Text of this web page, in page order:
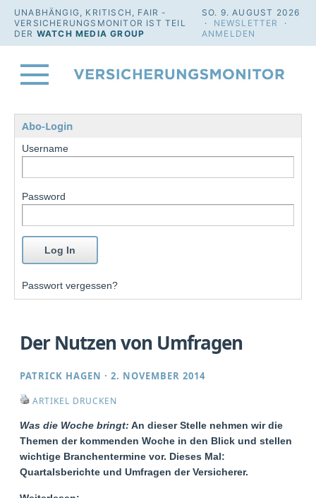
UNABHÄNGIG, KRITISCH, FAIR -
VERSICHERUNGSMONITOR IST TEIL
DER WATCH MEDIA GROUP
SO. 9. AUGUST 2026
· NEWSLETTER
·
ANMELDEN
Abo-Login
Username
Password
Passwort vergessen?
Der Nutzen von Umfragen
PATRICK HAGEN ·2. NOVEMBER 2014
ARTIKEL DRUCKEN
Was die Woche bringt: An dieser Stelle nehmen wir die
Themen der kommenden Woche in den Blick und stellen
wichtige Branchentermine vor. Dieses Mal:
Quartalsberichte und Umfragen der Versicherer.